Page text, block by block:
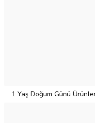
1 Yaş Doğum Günü